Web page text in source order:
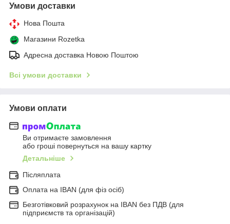
Умови доставки
Нова Пошта
Магазини Rozetka
Адресна доставка Новою Поштою
Всі умови доставки
Умови оплати
Ви отримаєте замовлення
або гроші повернуться на вашу картку
Детальніше
Післяплата
Оплата на IBAN (для фіз осіб)
Безготівковий розрахунок на IBAN без ПДВ (для
підприємств та організацій)